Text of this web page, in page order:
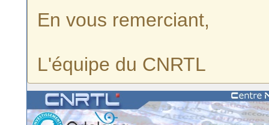
En vous remerciant,
L'équipe du CNRTL